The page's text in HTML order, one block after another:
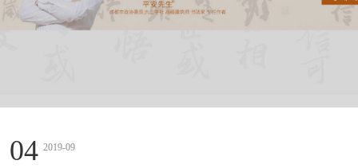
04 2019-09